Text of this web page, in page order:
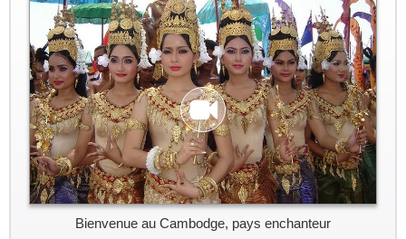
Bienvenue au Cambodge, pays enchanteur